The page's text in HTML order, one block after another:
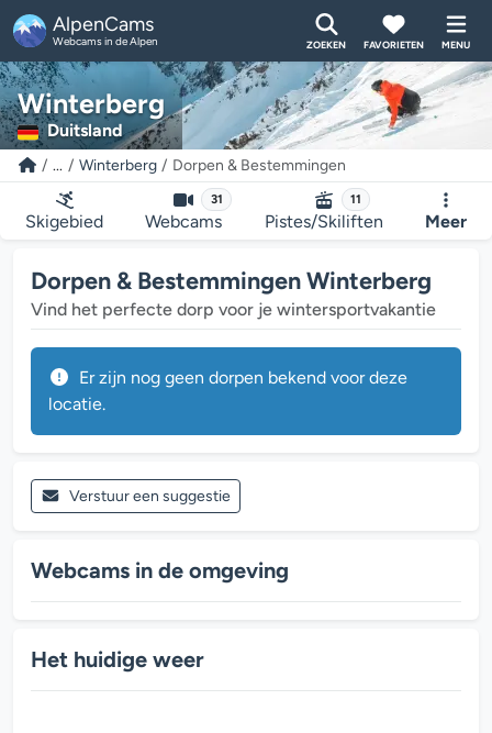
AlpenCams
Webcams in de Alpen ZOEKEN FAVORIETEN MENU
Winterberg
Duitsland
... Winterberg Dorpen & Bestemmingen
Skigebied
31
Webcams
11
Pistes/Skiliften Meer
Dorpen & Bestemmingen Winterberg
Vind het perfecte dorp voor je wintersportvakantie
Er zijn nog geen dorpen bekend voor deze
locatie.
Verstuur een suggestie
Webcams in de omgeving
Het huidige weer